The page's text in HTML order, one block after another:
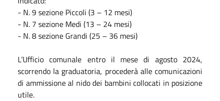
- N. 9 sezione Piccoli (3 – 12 mesi)
- N. 7 sezione Medi (13 – 24 mesi)
- N. 8 sezione Grandi (25 – 36 mesi)
L’Ufficio comunale entro il mese di agosto 2024,
scorrendo la graduatoria, procederà alle comunicazioni
di ammissione al nido dei bambini collocati in posizione
utile.